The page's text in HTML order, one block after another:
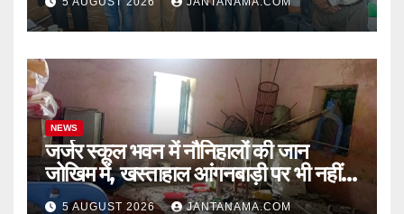
NEWS
जर्जर स्कूल भवन में नौनिहालों की जान
जोखिम में, खस्ताहाल आंगनबाड़ी पर भी नहीं
जागा प्रशासन
5 AUGUST 2026 JANTANAMA.COM